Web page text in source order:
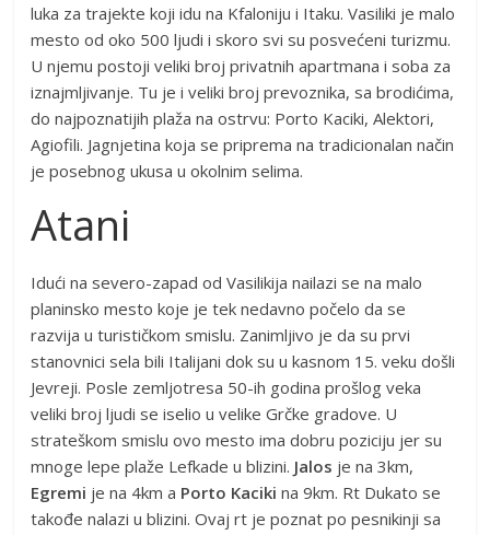
luka za trajekte koji idu na Kfaloniju i Itaku. Vasiliki je malo
mesto od oko 500 ljudi i skoro svi su posvećeni turizmu.
U njemu postoji veliki broj privatnih apartmana i soba za
iznajmljivanje. Tu je i veliki broj prevoznika, sa brodićima,
do najpoznatijih plaža na ostrvu: Porto Kaciki, Alektori,
Agiofili. Jagnjetina koja se priprema na tradicionalan način
je posebnog ukusa u okolnim selima.
Atani
Idući na severo-zapad od Vasilikija nailazi se na malo
planinsko mesto koje je tek nedavno počelo da se
razvija u turističkom smislu. Zanimljivo je da su prvi
stanovnici sela bili Italijani dok su u kasnom 15. veku došli
Jevreji. Posle zemljotresa 50-ih godina prošlog veka
veliki broj ljudi se iselio u velike Grčke gradove. U
strateškom smislu ovo mesto ima dobru poziciju jer su
mnoge lepe plaže Lefkade u blizini. Jalos je na 3km,
Egremi je na 4km a Porto Kaciki na 9km. Rt Dukato se
takođe nalazi u blizini. Ovaj rt je poznat po pesnikinji sa